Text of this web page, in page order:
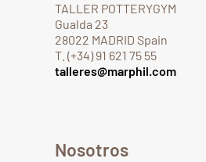
TALLER POTTERYGYM
Gualda 23
28022 MADRID Spain
T. (+34) 91 621 75 55
talleres@marphil.com
Nosotros